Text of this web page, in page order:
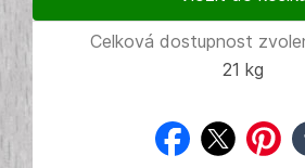
Celková dostupnost
21 kg
facebook
twitter